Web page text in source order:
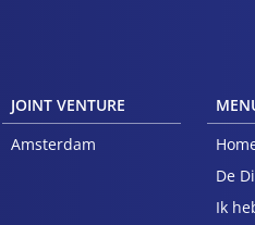
JOINT VENTURE
Amsterdam
De
Ik